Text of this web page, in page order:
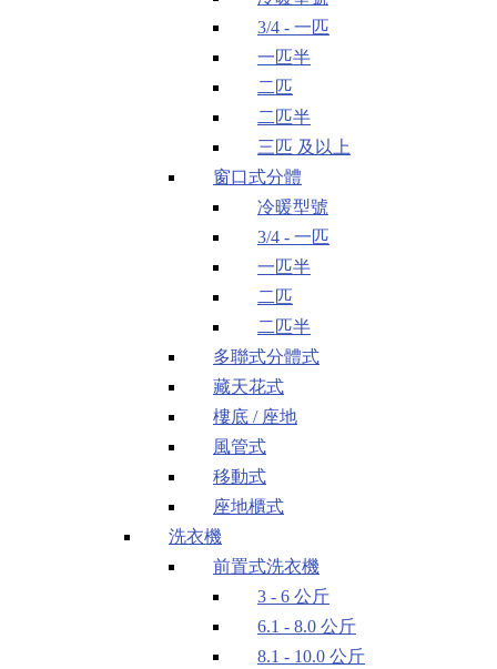
3/4 - 一匹
一匹半
二匹
二匹半
三匹 及以上
窗口式分體
冷暖型號
3/4 - 一匹
一匹半
二匹
二匹半
多聯式分體式
藏天花式
樓底 / 座地
風管式
移動式
座地櫃式
洗衣機
前置式洗衣機
3 - 6 公斤
6.1 - 8.0 公斤
8.1 - 10.0 公斤